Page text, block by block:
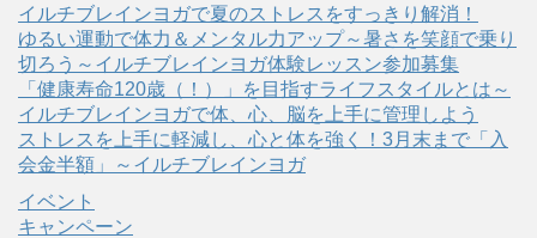
イルチブレインヨガで夏のストレスをすっきり解消！
ゆるい運動で体力＆メンタル力アップ～暑さを笑顔で乗り
切ろう～イルチブレインヨガ体験レッスン参加募集
「健康寿命120歳（！）」を目指すライフスタイルとは～
イルチブレインヨガで体、心、脳を上手に管理しよう
ストレスを上手に軽減し、心と体を強く！3月末まで「入
会金半額」～イルチブレインヨガ
イベント
キャンペーン